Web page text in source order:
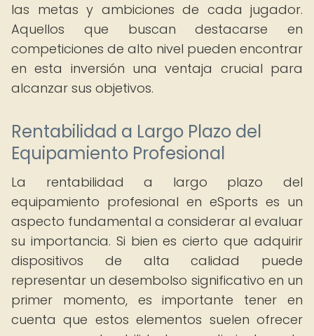
las metas y ambiciones de cada jugador.
Aquellos que buscan destacarse en
competiciones de alto nivel pueden encontrar
en esta inversión una ventaja crucial para
alcanzar sus objetivos.
Rentabilidad a Largo Plazo del
Equipamiento Profesional
La rentabilidad a largo plazo del
equipamiento profesional en eSports es un
aspecto fundamental a considerar al evaluar
su importancia. Si bien es cierto que adquirir
dispositivos de alta calidad puede
representar un desembolso significativo en un
primer momento, es importante tener en
cuenta que estos elementos suelen ofrecer